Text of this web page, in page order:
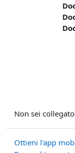
Non sei
Ottieni l'app